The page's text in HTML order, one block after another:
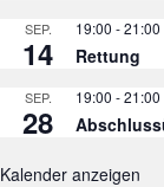
SEP.
14
19:00 -21:00
Rettung
SEP.
28
19:00 -21:00
Kalender anzeigen